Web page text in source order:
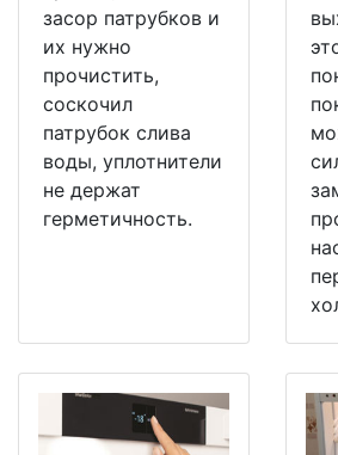
засор патрубков и
их нужно
прочистить,
соскочил
патрубок слива
воды, уплотнители
не держат
герметичность.